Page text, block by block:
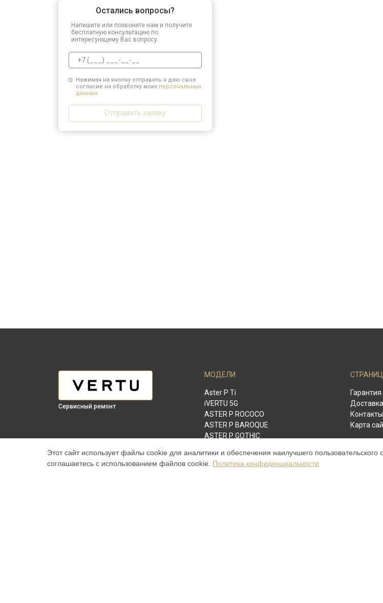
Остались вопросы?
Напишите или позвоните нам и получите
бесплатную консультацию по
интересующему Вас вопросу.
Нажимая на кнопку отправить я даю свое
согласие на обработку моих персональных
данных.
Отправить заявку
Сервисный ремонт
МОДЕЛИ
Aster P Ti
iVERTU 5G
ASTER P ROCOCO
ASTER P BAROQUE
ASTER P GOTHIC
Signature Touch Pure Navy Alligator
Signature S Design Clous De Paris
Гарантия
Доставка
Контакты
Карта
Этот сайт использует файлы cookie для аналитики и обеспечения наилучшего пользовательского
соглашаетесь с использованием файлов cookie. Политика конфиденциальности